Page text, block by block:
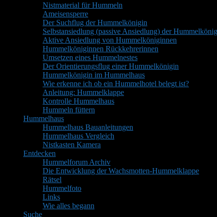
Nistmaterial für Hummeln
Ameisensperre
Der Suchflug der Hummelkönigin
Selbstansiedlung (passive Ansiedlung) der
Aktive Ansiedlung von Hummelköniginnen
Hummelköniginnen Rückkehrerinnen
Umsetzen eines Hummelnestes
Der Orientierungsflug einer Hummelkönigin
Hummelkönigin im Hummelhaus
Wie erkenne ich ob ein Hummelhotel belegt ist?
Anleitung: Hummelklappe
Kontrolle Hummelhaus
Hummeln füttern
Hummelhaus
Hummelhaus Bauanleitungen
Hummelhaus Vergleich
Nistkasten Kamera
Entdecken
Hummelforum Archiv
Die Entwicklung der Wachsmotten-Hummelklappe
Rätsel
Hummelfoto
Links
Wie alles begann
Suche